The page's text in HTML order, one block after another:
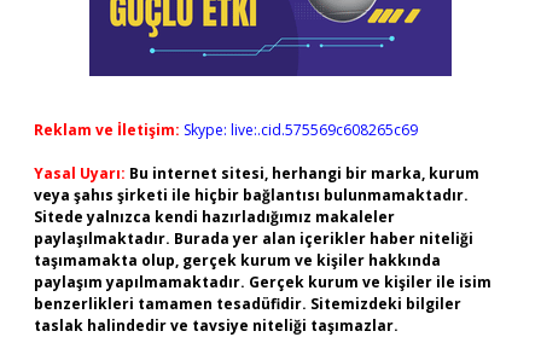
Reklam ve İletişim: Skype: live:.cid.575569c608265c69
Yasal Uyarı: Bu internet sitesi, herhangi bir marka, kurum
veya şahıs şirketi ile hiçbir bağlantısı bulunmamaktadır.
Sitede yalnızca kendi hazırladığımız makaleler
paylaşılmaktadır. Burada yer alan içerikler haber niteliği
taşımamakta olup, gerçek kurum ve kişiler hakkında
paylaşım yapılmamaktadır. Gerçek kurum ve kişiler ile isim
benzerlikleri tamamen tesadüfidir. Sitemizdeki bilgiler
taslak halindedir ve tavsiye niteliği taşımazlar.